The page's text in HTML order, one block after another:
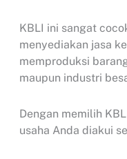
KBLI ini sangat
menyediakan jasa
memproduksi
maupun industri
Dengan memilih
usaha Anda diakui